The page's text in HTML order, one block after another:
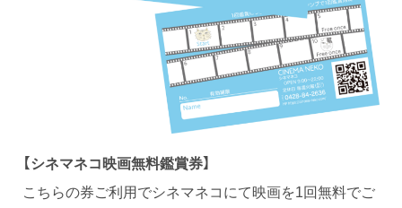
【シネマネコ映画無料鑑賞券】
こちらの券ご利用でシネマネコにて映画を1回無料でご